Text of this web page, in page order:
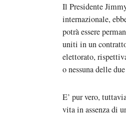
Il Presidente
internazionale,
potrà essere
uniti in un
elettorato,
o nessuna delle
E’ pur vero,
vita in assenza di